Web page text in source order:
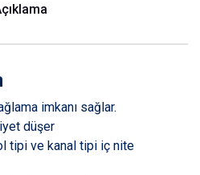
imkanı sağlar.
düşer
tipi ve kanal tipi iç nite